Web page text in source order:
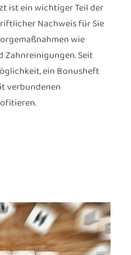
ist ein wichtiger Teil der
Nachweis für Sie
wie
Zahnreinigungen. Seit
ein Bonusheft
verbundenen